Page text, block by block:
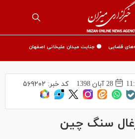
قضایی 🟡 جنایت میدان علیخانی اصفهان
28 آبان 1398 کد خبر: ۵۶۹۲۰۲
سنگ چین